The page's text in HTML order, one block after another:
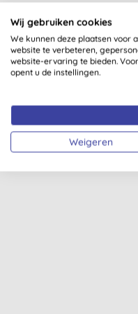
Wij gebruiken cookies
We kunnen deze plaatsen voor
website te verbeteren,
website-ervaring te bieden.
opent u de instellingen.
Weigeren